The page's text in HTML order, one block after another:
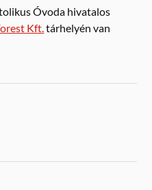
Óvoda hivatalos
Kft.tárhelyén van